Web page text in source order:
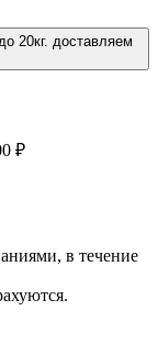
20кг. доставляем
₽
в течение